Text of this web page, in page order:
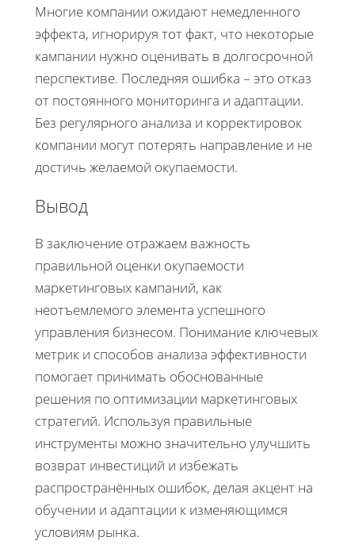
Многие компании ожидают немедленного
эффекта, игнорируя тот факт, что некоторые
кампании нужно оценивать в долгосрочной
перспективе. Последняя ошибка – это отказ
от постоянного мониторинга и адаптации.
Без регулярного анализа и корректировок
компании могут потерять направление и не
достичь желаемой окупаемости.
Вывод
В заключение отражаем важность
правильной оценки окупаемости
маркетинговых кампаний, как
неотъемлемого элемента успешного
управления бизнесом. Понимание ключевых
метрик и способов анализа эффективности
помогает принимать обоснованные
решения по оптимизации маркетинговых
стратегий. Используя правильные
инструменты можно значительно улучшить
возврат инвестиций и избежать
распространённых ошибок, делая акцент на
обучении и адаптации к изменяющимся
условиям рынка.